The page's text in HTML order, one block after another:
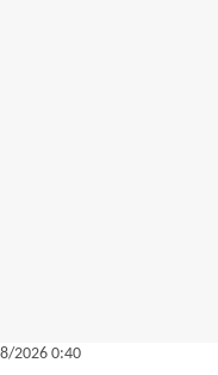
2026 0:40